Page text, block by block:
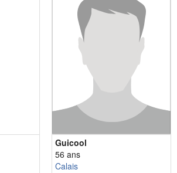
Guicool
56 ans
Calais